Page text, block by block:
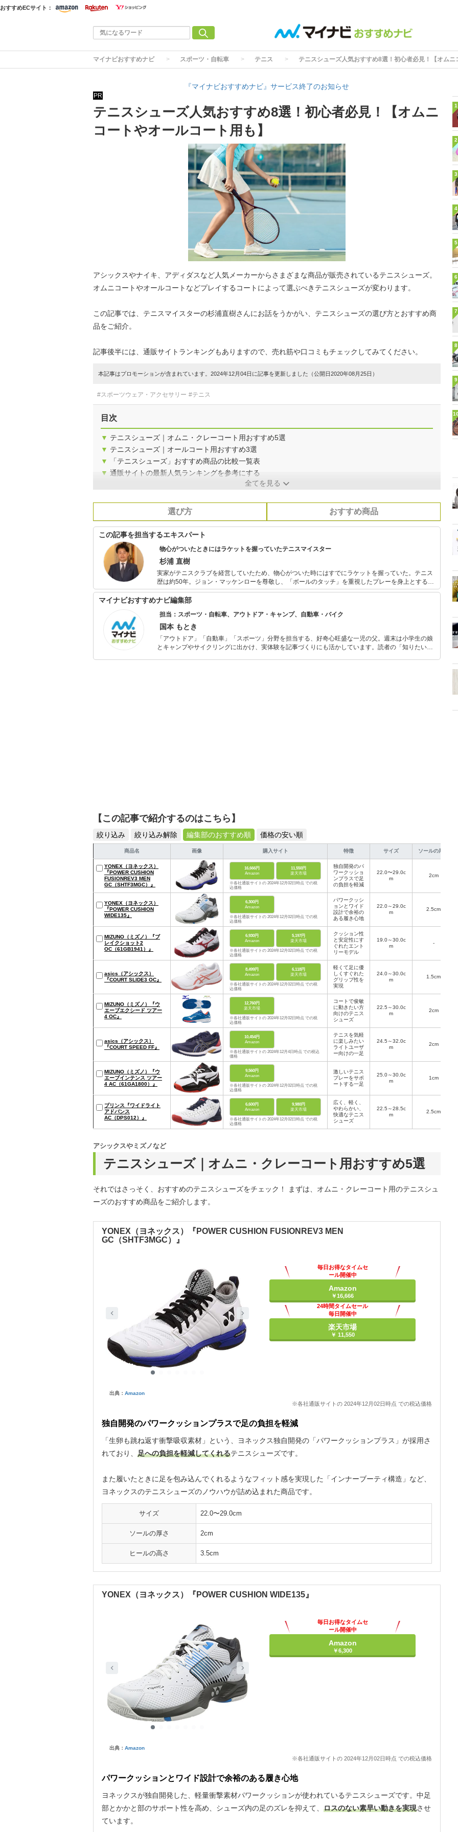
おすすめECサイト：
マイナビおすすめナビ スポーツ・自転車 テニス テニスシューズ人気おすすめ8選！初心者必見！【オムニ
『マイナビおすすめナビ』サービス終了のお知らせ
PR
テニスシューズ人気おすすめ8選！初心者必見！【オムニ
コートやオールコート用も】
アシックスやナイキ、アディダスなど人気メーカーからさまざまな商品が販売されているテニスシューズ。
オムニコートやオールコートなどプレイするコートによって選ぶべきテニスシューズが変わります。
この記事では、テニスマイスターの杉浦直樹さんにお話をうかがい、テニスシューズの選び方とおすすめ商
品をご紹介。
記事後半には、通販サイトランキングもありますので、売れ筋や口コミもチェックしてみてください。
本記事はプロモーションが含まれています。2024年12月04日に記事を更新しました（公開日2020年08月25日）
#スポーツウェア・アクセサリー #テニス
目次
▼ テニスシューズ｜オムニ・クレーコート用おすすめ5選
▼ テニスシューズ｜オールコート用おすすめ3選
▼
「テニスシューズ」おすすめ商品の比較一覧表
▼ 通販サイトの最新人気ランキングを参考にする
全てを見る
選び方 おすすめ商品
この記事を担当するエキスパート
物心がついたときにはラケットを握っていたテニスマイスター
杉浦 直樹
実家がテニスクラブを経営していたため、物心がついた時にはすでにラケットを握っていた。テニス
歴は約50年。ジョン・マッケンローを尊敬し、「ボールのタッチ」を重視したプレーを身上とする。
1970年代から現在に至る歴代名プレーヤーのエピソード、ラケットやシューズといったグッズの変
遷、人気の移り変わりなどに深い知見を持つ。
マイナビおすすめナビ編集部
担当：スポーツ・自転車、アウトドア・キャンプ、自動車・バイク
国本 もとき
「アウトドア」「自動車」「スポーツ」分野を担当する、好奇心旺盛な一児の父。週末は小学生の娘
とキャンプやサイクリングに出かけ、実体験を記事づくりにも活かしています。読者の「知りたい」
【この記事で紹介するのはこちら】
絞り込み 絞り込み解除 編集部のおすすめ順 価格の安い順
商品名 画像 購入サイト 特徴 サイズ ソールの厚さ
YONEX（ヨネックス）
『POWER CUSHION
FUSIONREV3 MEN
GC（SHTF3MGC）』
16,666円
Amazon
11,550円
楽天市場
※各社通販サイトの 2024年12月02日時点 での税
込価格
独自開発のパ
ワークッショ
ンプラスで足
の負担を軽減
22.0〜29.0c
m
2cm
YONEX（ヨネックス）
『POWER CUSHION
WIDE135』
6,300円
Amazon
※各社通販サイトの 2024年12月02日時点 での税
込価格
パワークッシ
ョンとワイド
設計で余裕の
ある履き心地
22.0～29.0c
m
2.5cm
MIZUNO（ミズノ）『ブ
レイクショット2
OC（61GB1941）』
6,930円
Amazon
5,197円
楽天市場
※各社通販サイトの 2024年12月02日時点 での税
込価格
クッション性
と安定性にす
ぐれたエント
リーモデル
19.0～30.0c
m
-
asics（アシックス）
『COURT SLIDE3 OC』
8,499円
Amazon
6,118円
楽天市場
※各社通販サイトの 2024年12月02日時点 での税
込価格
軽くて足に優
しくすぐれた
グリップ性を
実現
24.0～30.0c
m
1.5cm
MIZUNO（ミズノ）『ウ
エーブエクシード ツアー
4 OC』
12,760円
楽天市場
※各社通販サイトの 2024年12月02日時点 での税
込価格
コートで俊敏
に動きたい方
向けのテニス
シューズ
22.5～30.0c
m
2cm
asics（アシックス）
『COURT SPEED FF』
10,454円
Amazon
※各社通販サイトの 2024年12月4日時点 での税込
価格
テニスを気軽
に楽しみたい
ライトユーザ
ー向けの一足
24.5～32.0c
m
2cm
MIZUNO（ミズノ）『ウ
エーブインテンス ツアー
4 AC（61GA1800）』
9,560円
Amazon
※各社通販サイトの 2024年12月02日時点 での税
込価格
激しいテニス
プレーをサポ
ートする一足
25.0～30.0c
m
1cm
プリンス『ワイドライト
アドバンス
AC（DPS012）』
6,600円
Amazon
9,980円
楽天市場
※各社通販サイトの 2024年12月02日時点 での税
込価格
広く、軽く、
やわらかい、
快適なテニス
シューズ
22.5～28.5c
m
2.5cm
テニスシューズ｜オムニ・クレーコート用おすすめ5選
アシックスやミズノなど
それではさっそく、おすすめのテニスシューズをチェック！ まずは、オムニ・クレーコート用のテニスシュ
ーズのおすすめ商品をご紹介します。
YONEX（ヨネックス）『POWER CUSHION FUSIONREV3 MEN
GC（SHTF3MGC）』
出典： Amazon
毎日お得なタイムセ
ール開催中
Amazon
￥16,666
24時間タイムセール
毎日開催中
楽天市場
￥ 11,550
※各社通販サイトの 2024年12月02日時点 での税込価格
独自開発のパワークッションプラスで足の負担を軽減
「生卵も跳ね返す衝撃吸収素材」という、ヨネックス独自開発の「パワークッションプラス」が採用さ
れており、 足への負担を軽減してくれるテニスシューズです。
また履いたときに足を包み込んでくれるようなフィット感を実現した「インナーブーティ構造」など、
ヨネックスのテニスシューズのノウハウが詰め込まれた商品です。
サイズ 22.0〜29.0cm
ソールの厚さ 2cm
ヒールの高さ 3.5cm
YONEX（ヨネックス）『POWER CUSHION WIDE135』
出典： Amazon
毎日お得なタイムセ
ール開催中
Amazon
￥6,300
※各社通販サイトの 2024年12月02日時点 での税込価格
パワークッションとワイド設計で余裕のある履き心地
ヨネックスが独自開発した、軽量衝撃素材パワークッションが使われているテニスシューズです。中足
部とかかと部のサポート性を高め、シューズ内の足のズレを抑えて、 ロスのない素早い動きを実現させ
ています。
1
2
3
4
5
6
7
8
9